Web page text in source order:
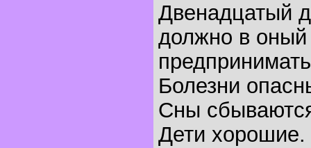
Двенадцатый
должно в оный
Болезни
Сны
Дети хорошие.